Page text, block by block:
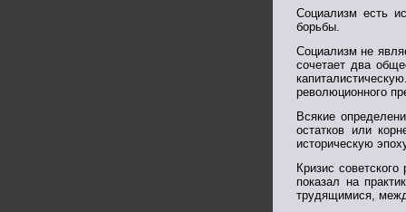
Социализм есть
борьбы.
Социализм не
сочетает два
революционного
Всякие
остатков или
историческую
Кризис
показал на
трудящимися,